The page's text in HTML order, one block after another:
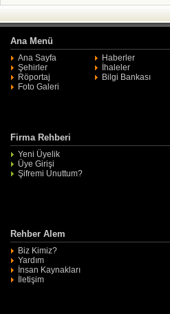
Ana Menü
Ana Sayfa Haberler
Şehirler
İhaleler
Röportaj
Bilgi Bankası
Foto Galeri
Firma Rehberi
Yeni Üyelik
Üye Girişi
Şifremi Unuttum?
Rehber Alem
Biz Kimiz?
Yardım
İnsan Kaynakları
İletişim